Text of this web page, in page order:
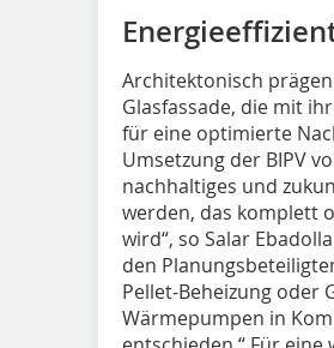
Architektonisch
Glasfassade, die mit
für eine optimierte
Umsetzung der BIPV
nachhaltiges und
werden, das komplett
wird“, so Salar
den
Pellet-Beheizung oder
Wärmepumpen in